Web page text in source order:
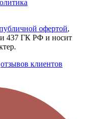
офертой,
437 ГК РФ и носит
отзывов клиентов